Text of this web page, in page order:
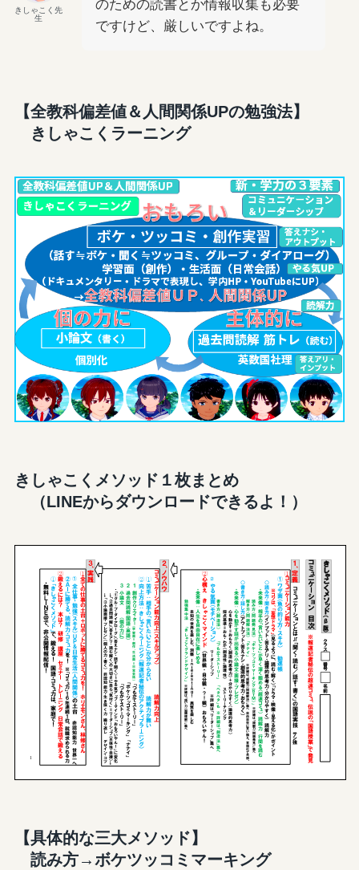
きしゃこく先
生
のための読書とか情報収集も必要
ですけど、厳しいですよね。
【全教科偏差値＆人間関係UPの勉強法】
きしゃこくラーニング
きしゃこくメソッド１枚まとめ
（LINEからダウンロードできるよ！）
【具体的な三大メソッド】
読み方→ボケツッコミマーキング